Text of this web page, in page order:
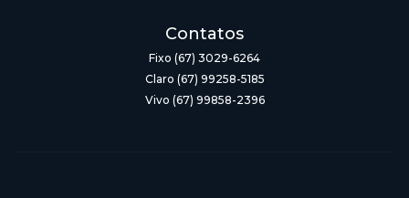
Contatos
Fixo (67) 3029-6264
Claro (67) 99258-5185
Vivo (67) 99858-2396